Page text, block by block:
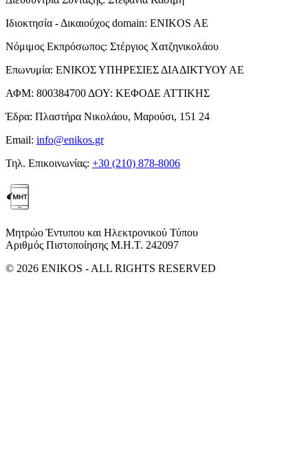
Ιδιοκτησία - Δικαιούχος domain: ENIKOS AE
Νόμιμος Εκπρόσωπος: Στέργιος Χατζηνικολάου
Επωνυμία: ΕΝΙΚΟΣ ΥΠΗΡΕΣΙΕΣ ΔΙΑΔΙΚΤΥΟΥ ΑΕ
ΑΦΜ: 800384700 ΔΟΥ: ΚΕΦΟΔΕ ΑΤΤΙΚΗΣ
Έδρα: Πλαστήρα Νικολάου, Μαρούσι, 151 24
Email: info@enikos.gr
Τηλ. Επικοινωνίας: +30 (210) 878-8006
Μητρώο Έντυπου και Ηλεκτρονικού Τύπου
Αριθμός Πιστοποίησης Μ.Η.Τ. 242097
© 2026 ENIKOS - ALL RIGHTS RESERVED